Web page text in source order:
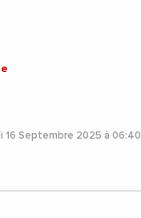
16 Septembre 2025 à 06:40